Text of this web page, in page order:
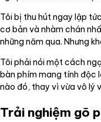
Tôi bị thu hút ngay lập
cơ bản và nhàm chán
những năm qua. Nhưng
Tôi phải nói một cách
bàn phím mang tính độc
nào đó, thay vì vừa vô lý
Trải nghiệm gõ